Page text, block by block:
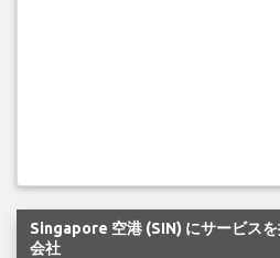
Singapore 空港 (SIN) にサービス
会社